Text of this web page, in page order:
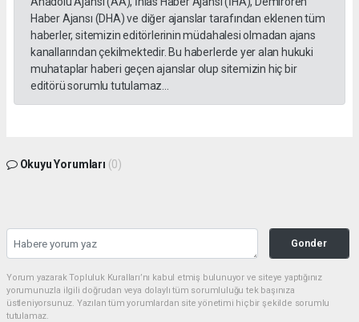
Haber Ajansı (DHA) ve diğer ajanslar tarafından eklenen tüm
haberler, sitemizin editörlerinin müdahalesi olmadan ajans
kanallarından çekilmektedir. Bu haberlerde yer alan hukuki
muhataplar haberi geçen ajanslar olup sitemizin hiç bir
editörü sorumlu tutulamaz...
Okuyu Yorumları (0)
Gonder
Yorum yazarak Topluluk Kuralları’nı kabul etmiş bulunuyor ve siteye yaptığınız
yorumunuzla ilgili doğrudan veya dolaylı tüm sorumluluğu tek başınıza
üstleniyorsunuz. Yazılan tüm yorumlardan site yönetimi hiçbir şekilde sorumlu
tutulamaz.